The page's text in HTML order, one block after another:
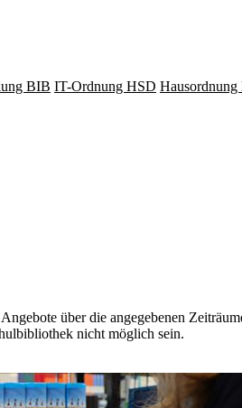
BIB IT-Ordnung HSD Hausordnung
über die angegebenen
nicht möglich sein.